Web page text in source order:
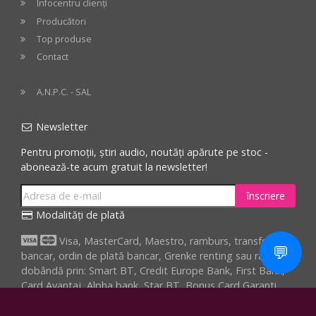
Infocentru clienți
Producători
Top produse
Contact
A.N.P.C. - SAL
Newsletter
Pentru promoții, știri audio, noutăți apărute pe stoc -
abonează-te acum gratuit la newsletter!
înscriere
Modalități de plată
Visa, MasterCard, Maestro, ramburs, transfer
bancar, ordin de plată bancar, Grenke renting sau rate fără
dobândă prin: Smart BT, Credit Europe Bank, First Bank,
Card Avantaj, Alpha bank, Star BT, Bonus Card Garanti,
💬